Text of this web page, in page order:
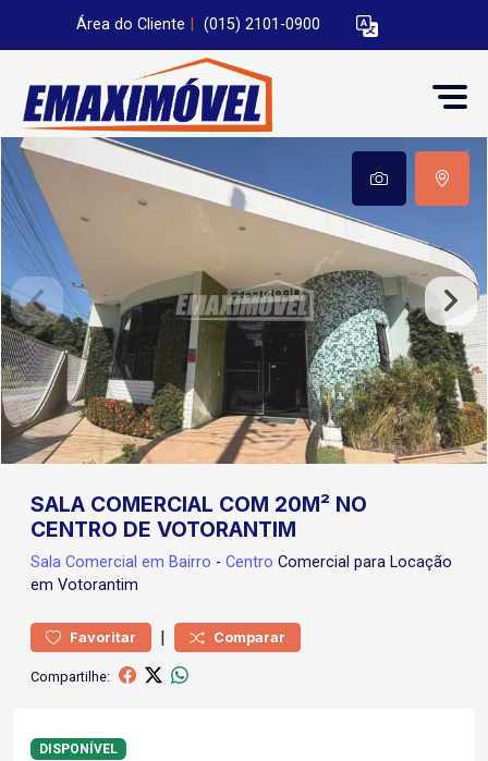
Área do Cliente (015) 2101-0900
SALA COMERCIAL COM 20M² NO
CENTRO DE VOTORANTIM
Sala Comercial em Bairro - Centro Comercial para Locação
em Votorantim
Favoritar | Comparar
Compartilhe:
DISPONÍVEL